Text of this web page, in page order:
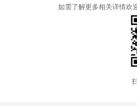
如需了解更多相关详情欢